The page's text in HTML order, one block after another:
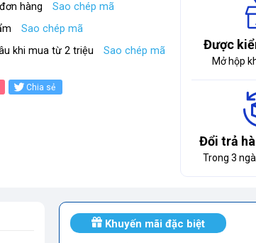
hàng
Sao chép mã
Sao chép mã
khi mua từ 2 triệu
Sao chép mã
Chia sẻ
Được
Mở hộp
Đổi trả
Trong 3
Khuyến mãi đặc biệt